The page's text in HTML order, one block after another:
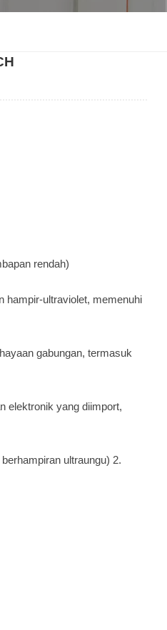
rendah)
hampir-ultraviolet, memenuhi
gabungan, termasuk
elektronik yang diimport,
ultraungu) 2.